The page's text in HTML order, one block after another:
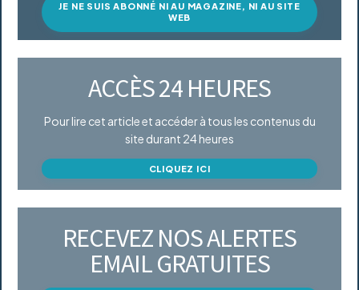
JE NE SUIS ABONNÉ NI AU MAGAZINE, NI AU SITE
WEB
ACCÈS 24 HEURES
Pour lire cet article et accéder à tous les contenus du
site durant 24 heures
CLIQUEZ ICI
RECEVEZ NOS ALERTES
EMAIL GRATUITES